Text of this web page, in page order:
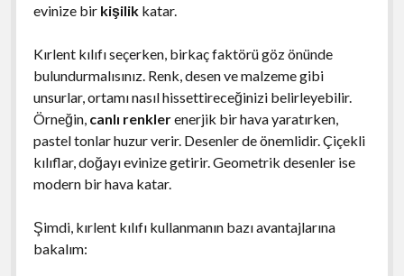
evinize bir kişilikkatar.
Kırlent kılıfı seçerken, birkaç faktörü göz önünde
bulundurmalısınız. Renk, desen ve malzeme gibi
unsurlar, ortamı nasıl hissettireceğinizi belirleyebilir.
Örneğin, canlı renklerenerjik bir hava yaratırken,
pastel tonlar huzur verir. Desenler de önemlidir. Çiçekli
kılıflar, doğayı evinize getirir. Geometrik desenler ise
modern bir hava katar.
Şimdi, kırlent kılıfı kullanmanın bazı avantajlarına
bakalım: